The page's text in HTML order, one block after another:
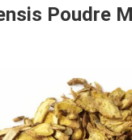
Poudre